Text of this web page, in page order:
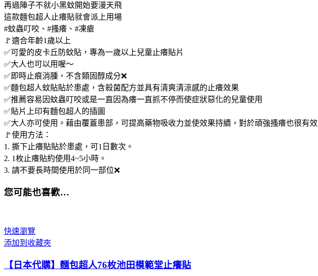
再過陣子不就小黑蚊開始要漫天飛
這款麵包超人止癢貼就會派上用場
#蚊蟲叮咬、#搔癢、#凍瘡
🚩適合年齡1歲以上
✅可愛的皮卡丘防蚊貼，專為一歲以上兒童止癢貼片
✅大人也可以用喔～
✅即時止痕消腫，不含類固醇成分❌
✅麵包超人蚊貼貼於患處，含殺菌配方並具有清爽清涼感的止癢效果
✅推薦容易因蚊蟲叮咬或是一直因為癢一直抓不停而使症狀惡化的兒童使用
✅貼片上印有麵包超人的插圖
✅大人亦可使用。藉由覆蓋患部，可提高藥物吸收力並使效果持續，對於頑強搔癢也很有效
🚩使用方法：
1. 撕下止癢貼貼於患處，可1日數次。
2. 1枚止癢貼約使用4~5小時。
3. 請不要長時間使用於同一部位❌
您可能也喜歡…
快速瀏覽
添加到收藏夾
【日本代購】麵包超人76枚池田模範堂止癢貼